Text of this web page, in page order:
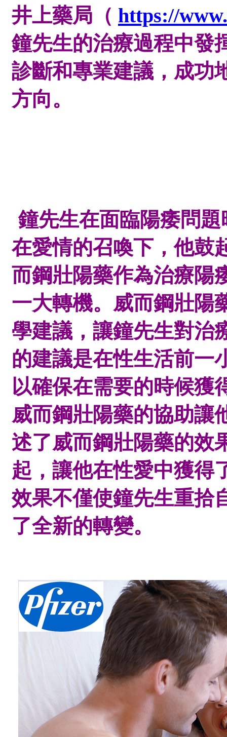
井上藥局（ https://
鐘先生的治療過程中發
診斷和專業建議，成功
方向。
鐘先生在面臨陽痿問
在愛情的召喚下，他鼓
而鋼壯陽藥作為治療陽
一大轉機。 威而鋼壯陽
學建議，讓鐘先生對治
的建議是在性生活前一
以確保在需要的時候獲
威而鋼壯陽藥的協助讓
述了威而鋼壯陽藥的效
起，讓他在性愛中獲得
效果不僅使鐘先生重拾
了全新的轉變。